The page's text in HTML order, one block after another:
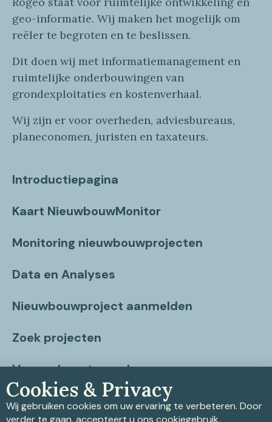
geo-informatie. Wij maken het mogelijk om
reëler te begroten en te beslissen.
Dit doen wij met informatiemanagement en
ruimtelijke onderbouwingen van
grondexploitaties en kostenverhaal.
Wij zijn er voor overheden, adviesbureaus,
planeconomen, juristen en taxateurs.
Introductiepagina
Kaart NieuwbouwMonitor
Monitoring nieuwbouwprojecten
Data en Analyses
Nieuwbouwproject aanmelden
Zoek projecten
Vragen beantwoord
Contact
Cookies & Privacy
Wij gebruiken cookies om uw ervaring te verbeteren. Door
verder te gaan, accepteert u ons cookiegebruik.